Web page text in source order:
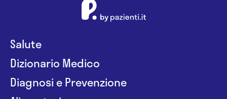
Salute
Dizionario Medico
Diagnosi e Prevenzione